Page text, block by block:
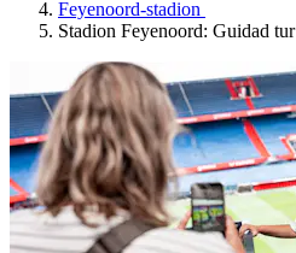
Feyenoord-stadion
Stadion Feyenoord: Guidad tur